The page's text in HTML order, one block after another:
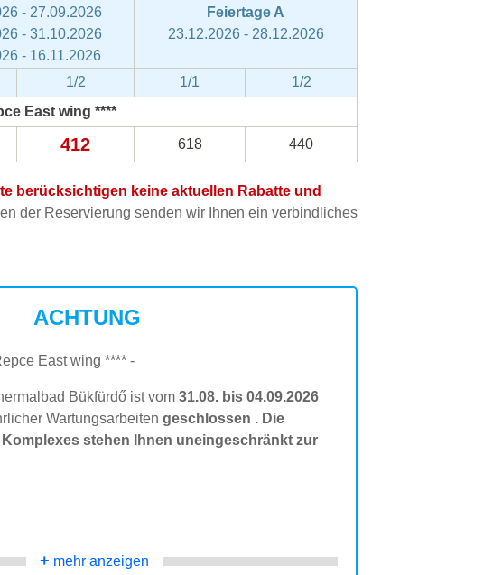
- 27.09.2026
- 31.10.2026
- 16.11.2026
Feiertage A
23.12.2026 - 28.12.2026
1/2 1/1
1/2
East wing ****
412 618 440
berücksichtigen keine aktuellen Rabatte und
der Reservierung senden wir Ihnen ein verbindliches
ACHTUNG
East wing **** -
Bükfürdő ist vom 31.08. bis 04.09.2026
Wartungsarbeiten geschlossen . Die
stehen Ihnen uneingeschränkt zur
+ mehr anzeigen